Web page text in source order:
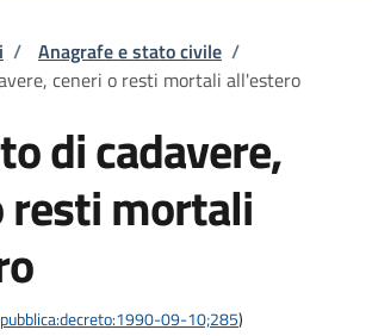
pane
/ Anagrafe e stato civile /
ceneri o resti mortali all'estero
di cadavere,
resti mortali
09-10;285)